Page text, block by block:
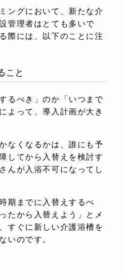
ングにおいて、新たな介
管理者はとても多いで
際には、以下のことに注
こと
るべき」のか「いつまで
よって、導入計画が大き
なくなるかは、誰にも予
してから入替えを検討す
んが入浴不可になってし
期までに入替えするべ
たから入替えよう」とメ
すぐに新しい介護浴槽を
いのです。